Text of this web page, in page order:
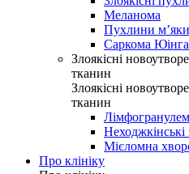
Меланома
Пухлини
Саркома Юінга
Злоякісні
тканин
Злоякісні
тканин
Неходжкінські
Мієломна
Про клініку